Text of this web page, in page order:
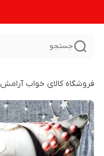
جستجو
فروشگاه کالای خواب آرامش